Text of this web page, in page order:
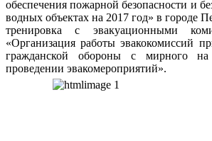
обеспечения пожарной безопасности и
водных объектах на 2017 год» в городе
тренировка с эвакуационными
«Организация работы эвакокомиссий
гражданской обороны с мирного
проведении эвакомероприятий».